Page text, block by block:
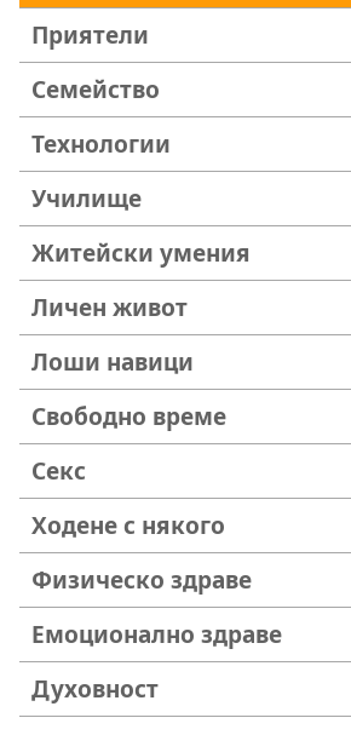
Приятели
Семейство
Технологии
Училище
Житейски умения
Личен живот
Лоши навици
Свободно време
Секс
Ходене с някого
Физическо здраве
Емоционално здраве
Духовност